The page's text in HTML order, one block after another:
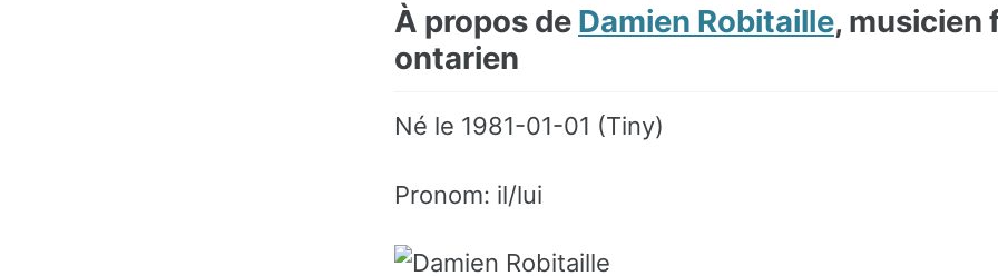
À propos de Damien Robitaille, musicien
ontarien
Né le 1981-01-01 (Tiny)
Pronom: il/lui